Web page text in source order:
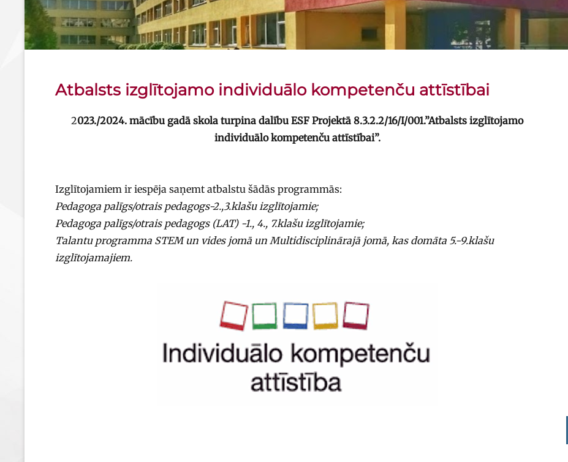
Atbalsts izglītojamo individuālo kompetenču attīstībai
2023./2024. mācību gadā skola turpina dalību ESF Projektā 8.3.2.2/16/I/001.”Atbalsts izglītojamo
individuālo kompetenču attīstībai”.
Izglītojamiem ir iespēja saņemt atbalstu šādās programmās:
Pedagoga palīgs/otrais pedagogs-2.,3.klašu izglītojamie;
Pedagoga palīgs/otrais pedagogs (LAT) -1., 4., 7.klašu izglītojamie;
Talantu programma STEM un vides jomā un Multidisciplinārajā jomā, kas domāta 5.-9.klašu
izglītojamajiem.